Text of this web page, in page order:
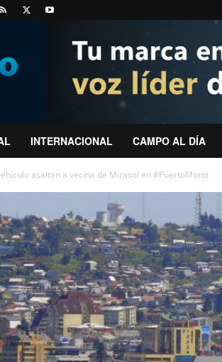
INTERNACIONAL CAMPO AL DÍA
asaltan a vecina de Mirasol en #PuertoMontt